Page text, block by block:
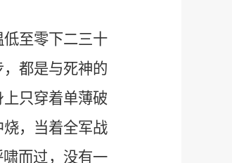
至零下二三十
都是与死神的
只穿着单薄破
，当着全军战
而过，没有一